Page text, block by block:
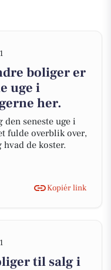
boliger er
uge i
her.
seneste uge i
fulde overblik over,
de koster.
Kopiér link
til salg i